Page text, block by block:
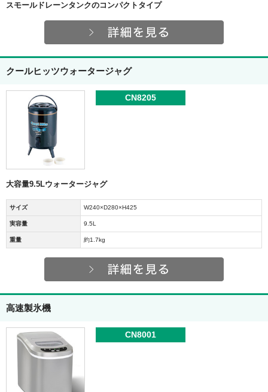
スモールドレーンタンクのコンパクトタイプ
クールヒッツウォータージャグ
CN8205
大容量9.5Lウォータージャグ
サイズ W240×D280×H425
実容量 9.5L
重量 約1.7kg
高速製氷機
CN8001